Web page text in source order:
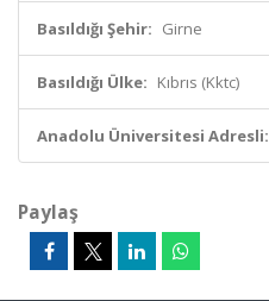
Basıldığı Şehir: Girne
Basıldığı Ülke: Kıbrıs (Kktc)
Anadolu Üniversitesi Adresli:
Paylaş